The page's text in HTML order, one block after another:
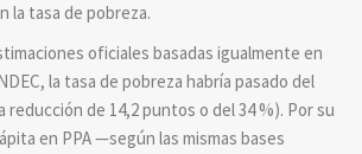
la tasa de pobreza.
oficiales basadas igualmente en
la tasa de pobreza habría pasado del
reducción de 14,2 puntos o del 34 %). Por su
en PPA —según las mismas bases